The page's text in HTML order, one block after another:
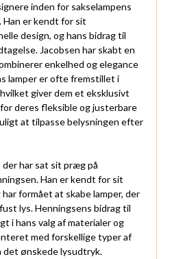
inden for sakselampens
Han er kendt for sit
design, og hans bidrag til
Jacobsen har skabt en
enkelhed og elegance
lamper er ofte fremstillet i
giver dem et eksklusivt
deres fleksible og justerbare
at tilpasse belysningen efter
der har sat sit præg på
Han er kendt for sit
formået at skabe lamper, der
lys. Henningsens bidrag til
i hans valg af materialer og
med forskellige typer af
det ønskede lysudtryk.